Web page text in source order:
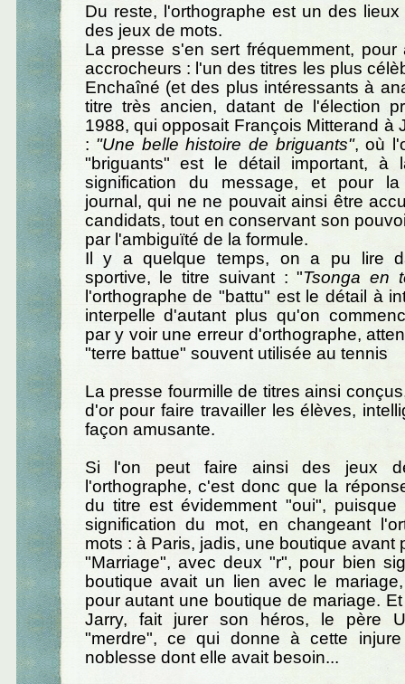
Du reste, l'orthographe est un des lieux
des jeux de mots.
La presse s'en sert fréquemment, pour
accrocheurs : l'un des titres les plus
Enchaîné (et des plus intéressants à
titre très ancien, datant de l'élection
1988, qui opposait François Mitterand à
: "Une belle histoire de briguants", où
"briguants" est le détail important, à
signification du message, et pour
journal, qui ne ne pouvait ainsi être
candidats, tout en conservant son
par l'ambiguïté de la formule.
Il y a quelque temps, on a pu lire
sportive, le titre suivant : "Tsonga en
l'orthographe de "battu" est le détail à
interpelle d'autant plus qu'on
par y voir une erreur d'orthographe,
"terre battue" souvent utilisée au tennis
La presse fourmille de titres ainsi
d'or pour faire travailler les élèves,
façon amusante.
Si l'on peut faire ainsi des jeux
l'orthographe, c'est donc que la
du titre est évidemment "oui",
signification du mot, en changeant
mots : à Paris, jadis, une boutique avant
"Marriage", avec deux "r", pour bien
boutique avait un lien avec le
pour autant une boutique de mariage.
Jarry, fait jurer son héros, le père
"merdre", ce qui donne à cette
noblesse dont elle avait besoin...